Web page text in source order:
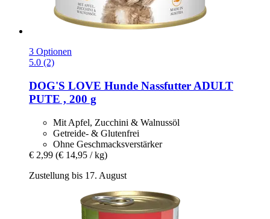
3 Optionen
5.0 (2)
DOG'S LOVE Hunde Nassfutter ADULT
PUTE , 200 g
Mit Apfel, Zucchini & Walnussöl
Getreide- & Glutenfrei
Ohne Geschmacksverstärker
€ 2,99 (€ 14,95 / kg)
Zustellung bis 17. August